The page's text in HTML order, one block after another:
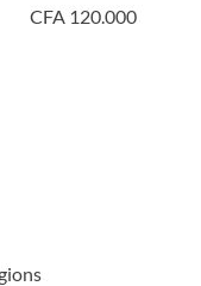
CFA120.000